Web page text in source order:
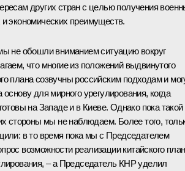
других стран с целью получения
и экономических преимуществ.
не обошли вниманием ситуацию вокруг
что многие из положений выдвинутого
плана созвучны российским подходам и
для мирного урегулирования, когда
на Западе и в Киеве. Однако пока такой
стороны мы не наблюдаем. Более того,
в то время пока мы с Председателем
возможности реализации китайского
– а Председатель КНР уделил